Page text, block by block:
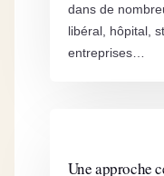
dans de
libéral, hôpital,
entreprises…
Une approche